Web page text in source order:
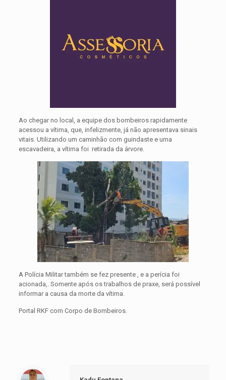
Ao chegar no local, a equipe dos bombeiros rapidamente
acessou a vítima, que, infelizmente, já não apresentava sinais
vitais. Utilizando um caminhão com guindaste e uma
escavadeira, a vítima foi retirada da árvore.
A Polícia Militar também se fez presente , e a perícia foi
acionada,. Somente após os trabalhos de praxe, será possível
informar a causa da morte da vítima.
Portal RKF com Corpo de Bombeiros.